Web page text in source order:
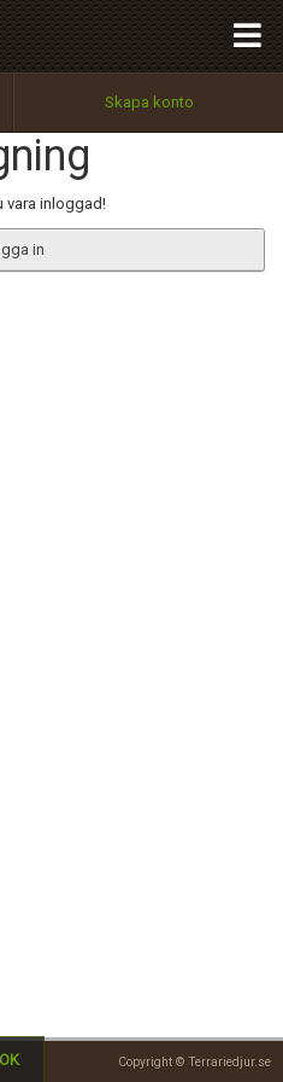
Skapa konto
vara inloggad!
in
Copyright © Terrariedjur.se
OK
Tillbaka till förstasidan
OK